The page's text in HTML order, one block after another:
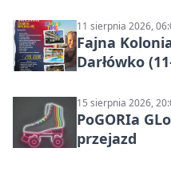
11 sierpnia 2026,
Fajna
Darłówko
15 sierpnia 2026,
PoGORIa
przejazd